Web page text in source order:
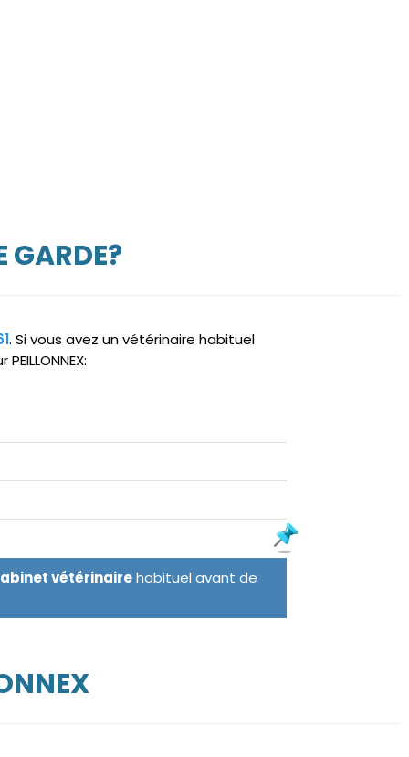
GARDE?
. Si vous avez un vétérinaire habituel
vétérinairehabituel avant de